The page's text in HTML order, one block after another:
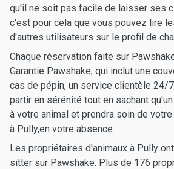
qu'il ne soit pas facile de laisser ses
c'est pour cela que vous pouvez lire
d'autres utilisateurs sur le profil de
Chaque réservation faite sur
Garantie Pawshake, qui inclut une
cas de pépin, un service clientèle 24/
partir en sérénité tout en sachant
à votre animal et prendra soin de
à Pully,en votre absence.
Les propriétaires d'animaux à Pully
sitter sur Pawshake. Plus de 176